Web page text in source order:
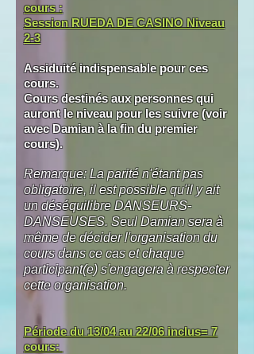
cours :
Session RUEDA DE CASINO Niveau
2-3
Assiduité indispensable pour ces
cours.
Cours destinés aux personnes qui
auront le niveau pour les suivre (voir
avec Damian à la fin du premier
cours).
Remarque: La parité n'étant pas
obligatoire, il est possible qu'il y ait
un déséquilibre DANSEURS-
DANSEUSES. Seul Damian sera à
même de décider l'organisation du
cours dans ce cas et chaque
participant(e) s'engagera à respecter
cette organisation.
Période du 13/04 au 22/06 inclus= 7
cours: